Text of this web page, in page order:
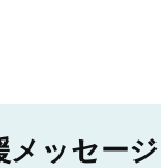
メッセージ